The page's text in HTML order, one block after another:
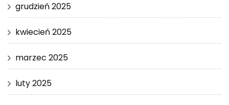
grudzień 2025
kwiecień 2025
marzec 2025
luty 2025